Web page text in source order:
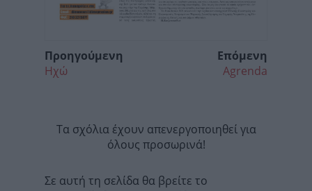
Προηγούμενη
Ηχώ
Επόμενη
Agrenda
Τα σχόλια έχουν απενεργοποιηθεί για
όλους προσωρινά!
Σε αυτή τη σελίδα θα βρείτε το